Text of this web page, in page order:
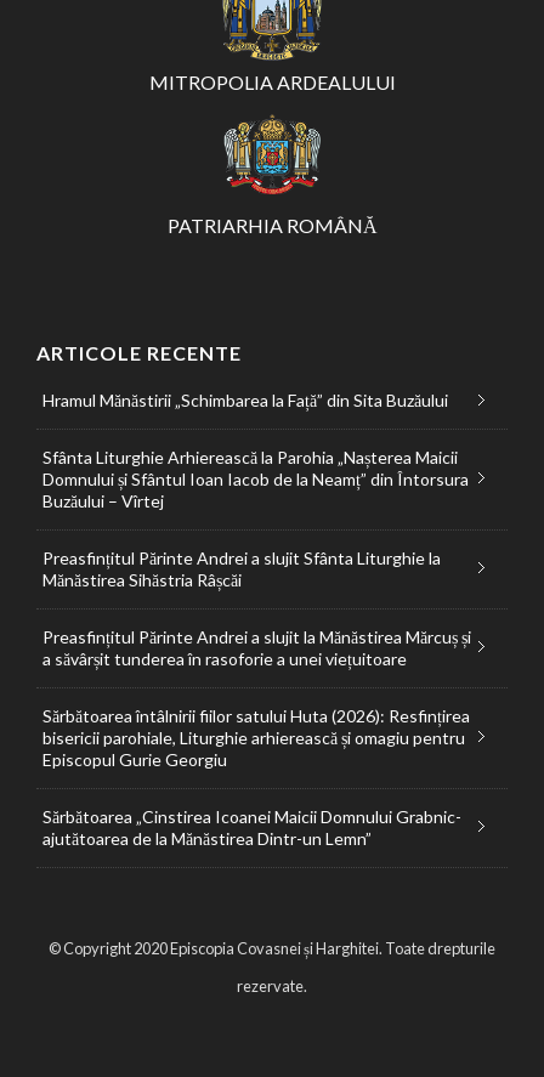
MITROPOLIA ARDEALULUI
PATRIARHIA ROMÂNĂ
ARTICOLE RECENTE
Hramul Mănăstirii „Schimbarea la Față” din Sita Buzăului
Sfânta Liturghie Arhierească la Parohia „Nașterea Maicii
Domnului și Sfântul Ioan Iacob de la Neamț” din Întorsura
Buzăului – Vîrtej
Preasfințitul Părinte Andrei a slujit Sfânta Liturghie la
Mănăstirea Sihăstria Râșcăi
Preasfințitul Părinte Andrei a slujit la Mănăstirea Mărcuș și
a săvârșit tunderea în rasoforie a unei viețuitoare
Sărbătoarea întâlnirii fiilor satului Huta (2026): Resfințirea
bisericii parohiale, Liturghie arhierească și omagiu pentru
Episcopul Gurie Georgiu
Sărbătoarea „Cinstirea Icoanei Maicii Domnului Grabnic-
ajutătoarea de la Mănăstirea Dintr-un Lemn”
© Copyright 2020 Episcopia Covasnei și Harghitei. Toate drepturile
rezervate.